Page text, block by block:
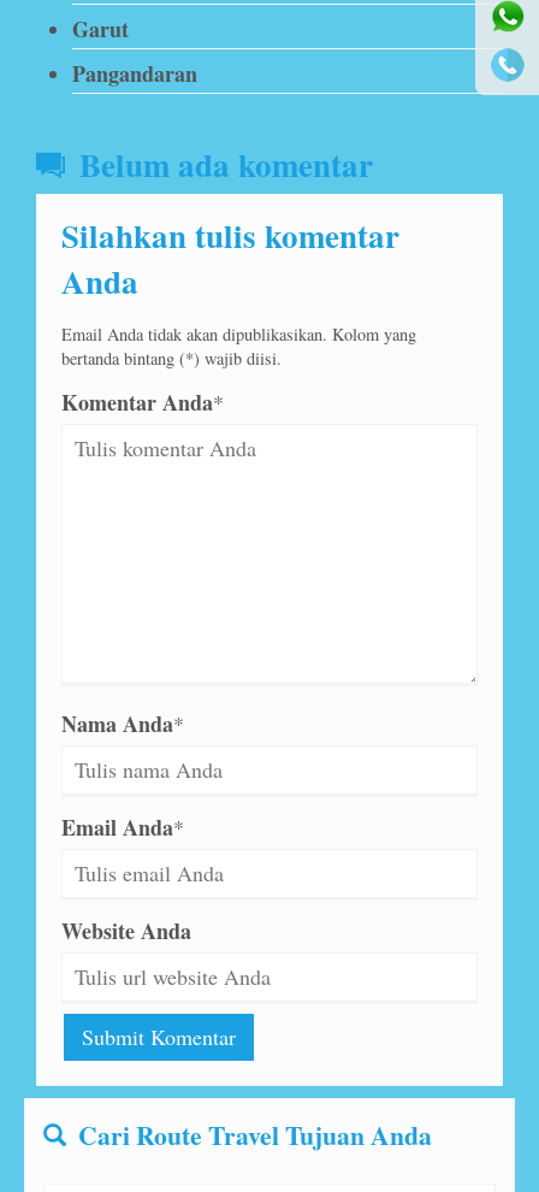
Garut
Pangandaran
Belum ada komentar
Silahkan tulis komentar
Anda
Email Anda tidak akan dipublikasikan. Kolom yang
bertanda bintang (*) wajib diisi.
Komentar Anda*
Nama Anda*
Email Anda*
Website Anda
Cari Route Travel Tujuan Anda